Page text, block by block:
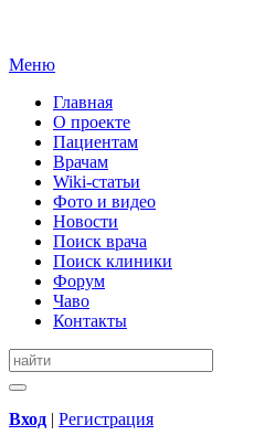
Меню
Главная
О проекте
Пациентам
Врачам
Wiki-статьи
Фото и видео
Новости
Поиск врача
Поиск клиники
Форум
Чаво
Контакты
Вход | Регистрация